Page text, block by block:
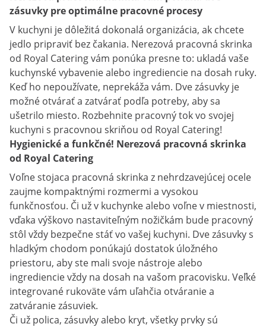
zásuvky pre optimálne pracovné procesy
V kuchyni je dôležitá dokonalá organizácia, ak chcete
jedlo pripraviť bez čakania. Nerezová pracovná skrinka
od Royal Catering vám ponúka presne to: ukladá vaše
kuchynské vybavenie alebo ingrediencie na dosah ruky.
Keď ho nepoužívate, neprekáža vám. Dve zásuvky je
možné otvárať a zatvárať podľa potreby, aby sa
ušetrilo miesto. Rozbehnite pracovný tok vo svojej
kuchyni s pracovnou skriňou od Royal Catering!
Hygienické a funkčné! Nerezová pracovná skrinka
od Royal Catering
Voľne stojaca pracovná skrinka z nehrdzavejúcej ocele
zaujme kompaktnými rozmermi a vysokou
funkčnosťou. Či už v kuchynke alebo voľne v miestnosti,
vďaka výškovo nastaviteľným nožičkám bude pracovný
stôl vždy bezpečne stáť vo vašej kuchyni. Dve zásuvky s
hladkým chodom ponúkajú dostatok úložného
priestoru, aby ste mali svoje nástroje alebo
ingrediencie vždy na dosah na vašom pracovisku. Veľké
integrované rukoväte vám uľahčia otváranie a
zatváranie zásuviek.
Či už polica, zásuvky alebo kryt, všetky prvky sú